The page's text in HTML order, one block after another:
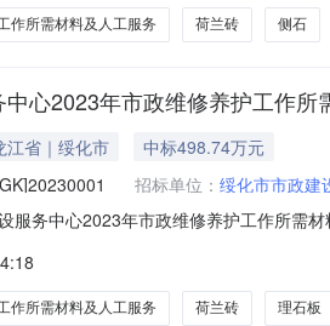
作所需材料及人工服务 荷兰砖 侧石
心2023年市政维修养护工作
江省｜绥化市
中标498.74万元
招标单位： 绥化市市政建
服务中心2023年市政维修养护工作所需
化市太平东路16号联系方式：
作所需材料及人工服务 荷兰砖 理石板